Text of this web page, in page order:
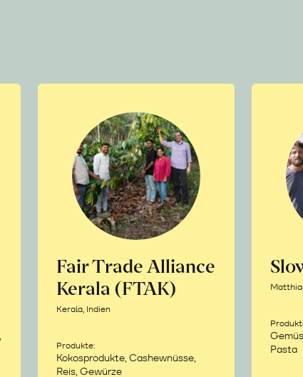
Fair Trade Alliance
Kerala (FTAK)
Kerala, Indien
Produkte:
Kokosprodukte, Cashewnüsse,
Reis, Gewürze
Pasta